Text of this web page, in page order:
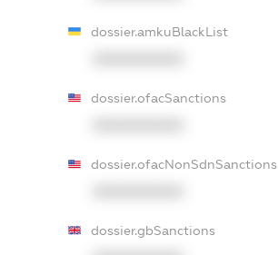
dossier.amkuBlackList
dossier.ofacSanctions
dossier.ofacNonSdnSanctions
dossier.gbSanctions